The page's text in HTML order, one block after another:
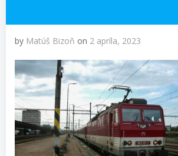
by Matúš Bizoň on 2 apríla, 2023